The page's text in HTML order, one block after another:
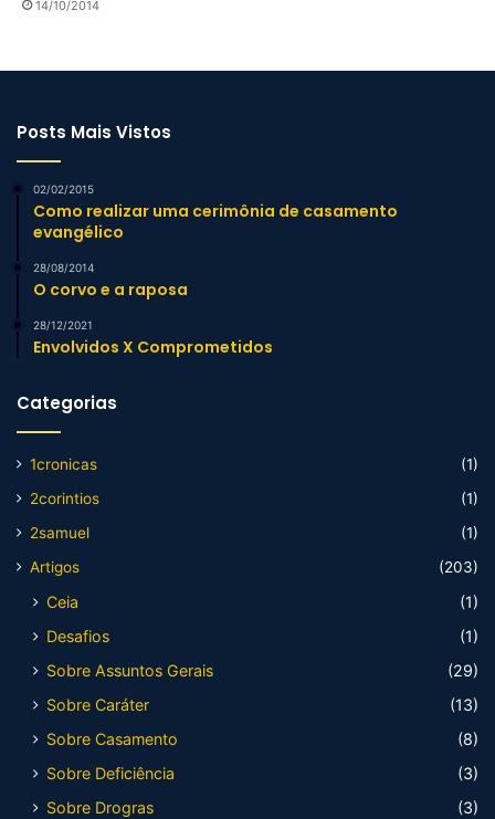
14/10/2014
Posts Mais Vistos
02/02/2015
Como realizar uma cerimônia de casamento
evangélico
28/08/2014
O corvo e a raposa
28/12/2021
Envolvidos X Comprometidos
Categorias
1cronicas
(1)
2corintios
(1)
2samuel
(1)
Artigos
(203)
Ceia
(1)
Desafios
(1)
Sobre Assuntos Gerais
(29)
Sobre Caráter
(13)
Sobre Casamento
(8)
Sobre Deficiência
(3)
Sobre Drogras
(3)